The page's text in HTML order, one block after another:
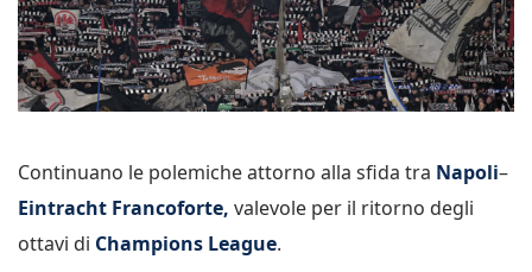
Continuano le polemiche attorno alla sfida tra Napoli–
Eintracht Francoforte, valevole per il ritorno degli
ottavi di Champions League.